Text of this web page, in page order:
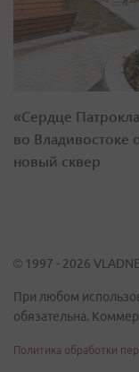
«Сердце
во Владивостоке
новый сквер
© 1997 - 2026
При любом
обязательна.
Политика обработки